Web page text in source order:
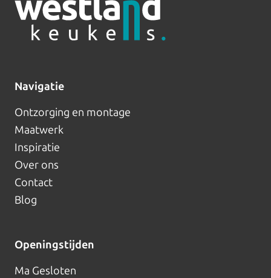
Navigatie
Ontzorging en montage
Maatwerk
Inspiratie
Over ons
Contact
Blog
Openingstijden
Ma Gesloten